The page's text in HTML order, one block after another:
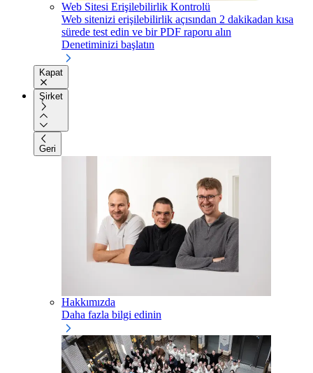
Web Sitesi Erişilebilirlik Kontrolü
Web sitenizi erişilebilirlik açısından 2 dakikadan kısa
sürede test edin ve bir PDF raporu alın
Denetiminizi başlatın
Kapat
Şirket
Geri
Hakkımızda
Daha fazla bilgi edinin